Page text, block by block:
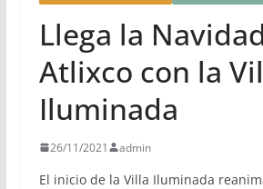
Llega la
Atlixco con la
Iluminada
26/11/2021 admin
El inicio de la Villa Iluminada